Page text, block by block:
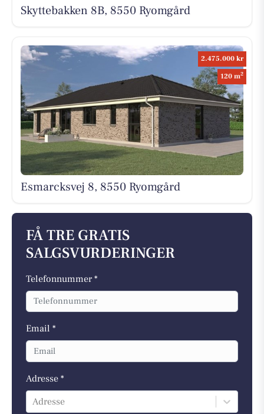
Skyttebakken 8B, 8550 Ryomgård
2.475.000 kr
120 m2
Esmarcksvej 8, 8550 Ryomgård
FÅ TRE GRATIS
SALGSVURDERINGER
Telefonnummer *
Email *
Adresse *
Adresse